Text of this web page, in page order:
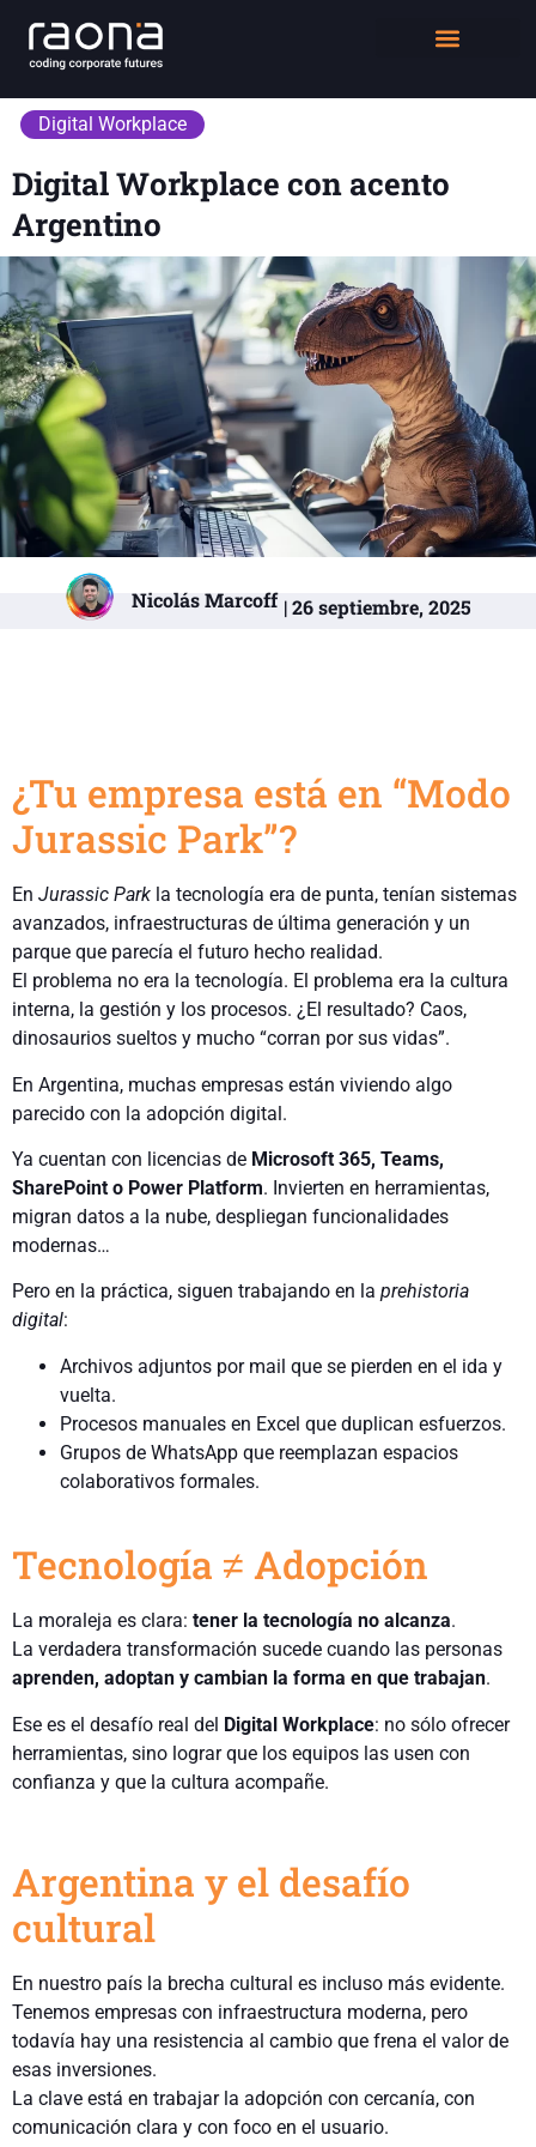
Digital Workplace
Digital Workplace con acento
Argentino
Nicolás Marcoff | 26 septiembre, 2025
¿Tu empresa está en “Modo
Jurassic Park”?
En Jurassic Park la tecnología era de punta, tenían sistemas
avanzados, infraestructuras de última generación y un
parque que parecía el futuro hecho realidad.
El problema no era la tecnología. El problema era la cultura
interna, la gestión y los procesos. ¿El resultado? Caos,
dinosaurios sueltos y mucho “corran por sus vidas”.
En Argentina, muchas empresas están viviendo algo
parecido con la adopción digital.
Ya cuentan con licencias de Microsoft 365, Teams,
SharePoint o Power Platform. Invierten en herramientas,
migran datos a la nube, despliegan funcionalidades
modernas…
Pero en la práctica, siguen trabajando en la prehistoria
digital:
Archivos adjuntos por mail que se pierden en el ida y
vuelta.
Procesos manuales en Excel que duplican esfuerzos.
Grupos de WhatsApp que reemplazan espacios
colaborativos formales.
Tecnología ≠ Adopción
La moraleja es clara: tener la tecnología no alcanza.
La verdadera transformación sucede cuando las personas
aprenden, adoptan y cambian la forma en que trabajan.
Ese es el desafío real del Digital Workplace: no sólo ofrecer
herramientas, sino lograr que los equipos las usen con
confianza y que la cultura acompañe.
Argentina y el desafío
cultural
En nuestro país la brecha cultural es incluso más evidente.
Tenemos empresas con infraestructura moderna, pero
todavía hay una resistencia al cambio que frena el valor de
esas inversiones.
La clave está en trabajar la adopción con cercanía, con
comunicación clara y con foco en el usuario.